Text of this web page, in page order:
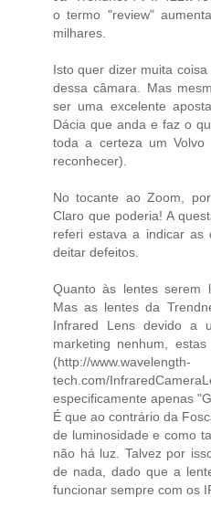
o termo "review"
milhares.
Isto quer dizer muita
dessa câmara. Mas
ser uma excelente
Dácia que anda e faz o
toda a certeza um
reconhecer).
No tocante ao Zoom,
Claro que poderia! A
referi estava a indicar
deitar defeitos.
Quanto às lentes serem
Mas as lentes da
Infrared Lens devido a
marketing nenhum,
(http://www.wavelength-
tech.com/
especificamente apenas
É que ao contrário da
de luminosidade e como
não há luz. Talvez por
de nada, dado que a
funcionar sempre com os